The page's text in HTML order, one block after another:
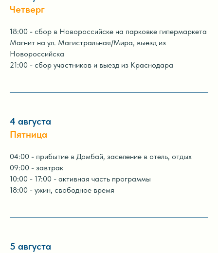
Четверг
18:00 - сбор в Новороссийске на парковке гипермаркета
Магнит на ул. Магистральная/Мира, выезд из
Новороссийска
21:00 - сбор участников и выезд из Краснодара
4 августа
Пятница
04:00 - прибытие в Домбай, заселение в отель, отдых
09:00 - завтрак
10:00 - 17:00 - активная часть программы
18:00 - ужин, свободное время
5 августа